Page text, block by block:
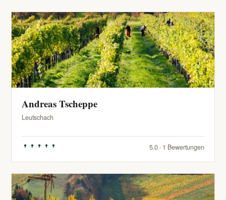
Andreas Tscheppe
Leutschach
5.0 · 1 Bewertungen